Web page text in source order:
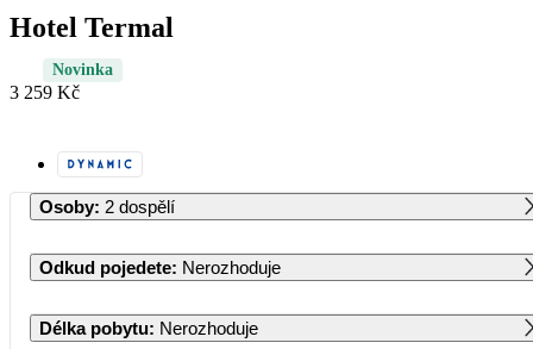
Hotel Termal
Novinka
3 259 Kč
Osoby: 2 dospělí
Odkud pojedete: Nerozhoduje
Délka pobytu: Nerozhoduje